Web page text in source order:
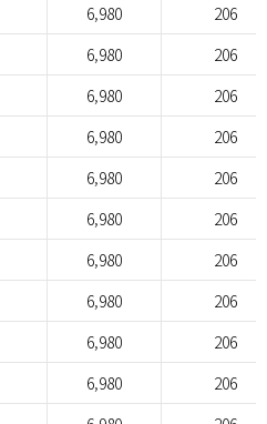
6,980
206
6,980
206
6,980
206
6,980
206
6,980
206
6,980
206
6,980
206
6,980
206
6,980
206
6,980
206